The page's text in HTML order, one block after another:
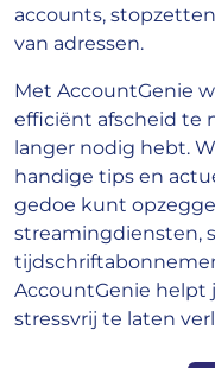
accounts,
van adressen.
Met AccountGenie
efficiënt afscheid te
langer nodig hebt.
handige tips en
gedoe kunt
streamingdiensten,
AccountGenie helpt
stressvrij te laten